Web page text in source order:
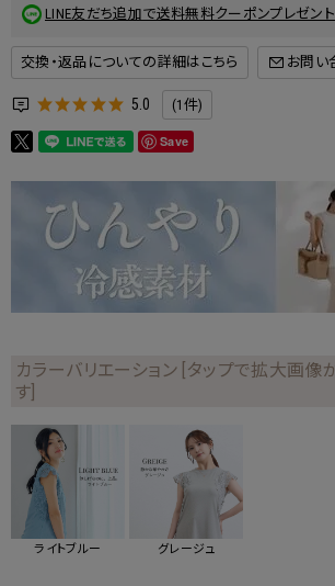
LINE友だち追加で送料無料クーポンプレゼント
交換・返品についての詳細はこちら
5.0 (1件)
Save
カラーバリエーション [タップで拡大画像
す]
ライトブルー グレージュ